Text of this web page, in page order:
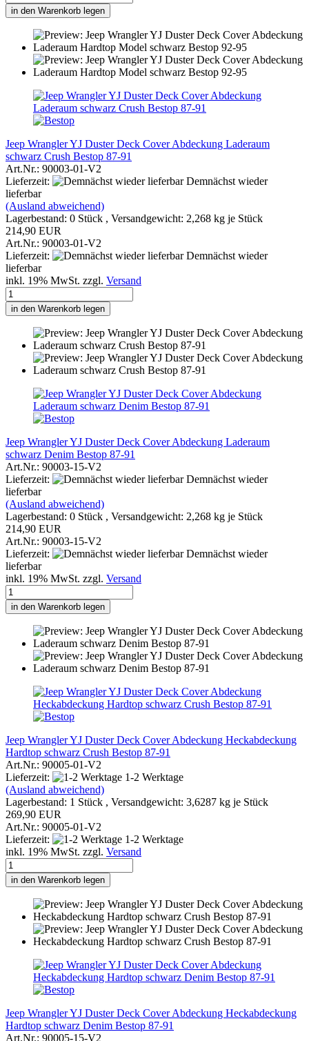
in den Warenkorb legen
Jeep Wrangler YJ Duster Deck Cover Abdeckung Laderaum
schwarz Crush Bestop 87-91
Art.Nr.: 90003-01-V2
Lieferzeit:
Demnächst wieder
lieferbar
(Ausland abweichend)
Lagerbestand: 0 Stück , Versandgewicht: 2,268 kg je Stück
214,90 EUR
Art.Nr.: 90003-01-V2
Lieferzeit:
Demnächst wieder
lieferbar
inkl. 19% MwSt. zzgl. Versand
in den Warenkorb legen
Jeep Wrangler YJ Duster Deck Cover Abdeckung Laderaum
schwarz Denim Bestop 87-91
Art.Nr.: 90003-15-V2
Lieferzeit:
Demnächst wieder
lieferbar
(Ausland abweichend)
Lagerbestand: 0 Stück , Versandgewicht: 2,268 kg je Stück
214,90 EUR
Art.Nr.: 90003-15-V2
Lieferzeit:
Demnächst wieder
lieferbar
inkl. 19% MwSt. zzgl. Versand
in den Warenkorb legen
Jeep Wrangler YJ Duster Deck Cover Abdeckung Heckabdeckung
Hardtop schwarz Crush Bestop 87-91
Art.Nr.: 90005-01-V2
Lieferzeit:
1-2 Werktage
(Ausland abweichend)
Lagerbestand: 1 Stück , Versandgewicht: 3,6287 kg je Stück
269,90 EUR
Art.Nr.: 90005-01-V2
Lieferzeit:
1-2 Werktage
inkl. 19% MwSt. zzgl. Versand
in den Warenkorb legen
Jeep Wrangler YJ Duster Deck Cover Abdeckung Heckabdeckung
Hardtop schwarz Denim Bestop 87-91
Art.Nr.: 90005-15-V2